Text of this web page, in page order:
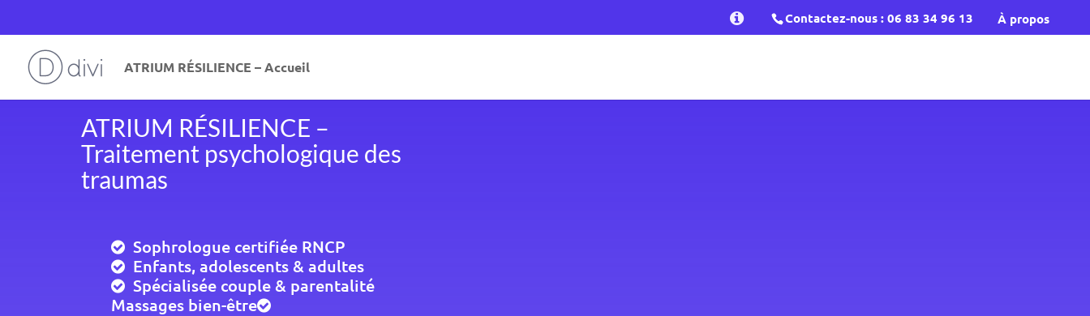
Contactez-nous : ‭06 83 34 96 13‬ À propos
ATRIUM RÉSILIENCE – Accueil
ATRIUM RÉSILIENCE –
Traitement psychologique des
traumas
Sophrologue certifiée RNCP
Enfants, adolescents & adultes
Spécialisée couple & parentalité
Massages bien-être